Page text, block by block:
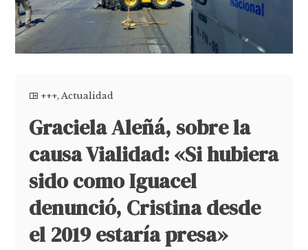
+++,Actualidad
Graciela Aleñá, sobre la
causa Vialidad: «Si hubiera
sido como Iguacel
denunció, Cristina desde
el 2019 estaría presa»